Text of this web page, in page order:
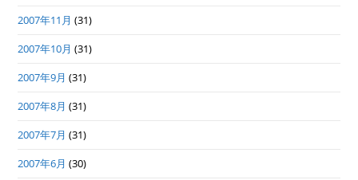
2007年11月 (31)
2007年10月 (31)
2007年9月 (31)
2007年8月 (31)
2007年7月 (31)
2007年6月 (30)